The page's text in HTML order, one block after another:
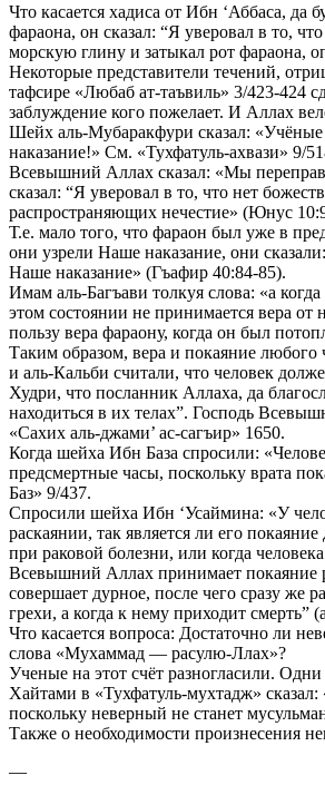
Что касается хадиса от Ибн ‘Аббаса, да
фараона, он сказал: “Я уверовал в то,
морскую глину и затыкал рот фараона,
Некоторые представители течений,
тафсире «Любаб ат-таъвиль» 3/423-424
заблуждение кого пожелает. И Аллах
Шейх аль-Мубаракфури сказал: «Учёные
наказание!» См. «Тухфатуль-ахвази» 9/
Всевышний Аллах сказал: «Мы
сказал: “Я уверовал в то, что нет
распространяющих нечестие» (Юнус
Т.е. мало того, что фараон был уже в
они узрели Наше наказание, они
Наше наказание» (Гъафир 40:84-85).
Имам аль-Багъави толкуя слова: «а
этом состоянии не принимается вера
пользу вера фараону, когда он был
Таким образом, вера и покаяние
и аль-Кальби считали, что человек
Худри, что посланник Аллаха, да
находиться в их телах”. Господь
«Сахих аль-джами’ ас-сагъир» 1650.
Когда шейха Ибн База спросили:
предсмертные часы, поскольку врата
Баз» 9/437.
Спросили шейха Ибн ‘Усаймина: «У
раскаянии, так является ли его
при раковой болезни, или когда
Всевышний Аллах принимает покаяние
совершает дурное, после чего сразу же
грехи, а когда к нему приходит
Что касается вопроса: Достаточно ли
слова «Мухаммад — расулю-Ллах»?
Ученые на этот счёт разногласили.
Хайтами в «Тухфатуль-мухтадж» сказал:
поскольку неверный не станет
Также о необходимости произнесения
—